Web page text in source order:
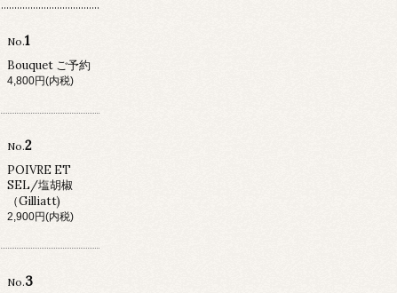
No.1
Bouquet ご予約
4,800円(内税)
No.2
POIVRE ET
SEL/塩胡椒
（Gilliatt)
2,900円(内税)
No.3